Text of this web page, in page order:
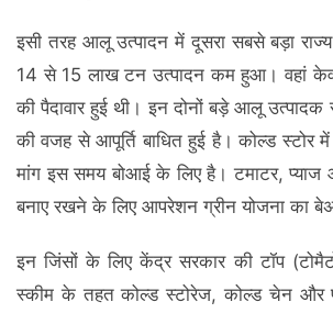
इसी तरह आलू उत्पादन में दूसरा सबसे बड़ा
14 से 15 लाख टन उत्पादन कम हुआ। वहां
की पैदावार हुई थी। इन दोनों बड़े आलू उत्पादक
की वजह से आपूर्ति बाधित हुई है। कोल्ड स्टोर
मांग इस समय बोआई के लिए है। टमाटर, प्याज
बनाए रखने के लिए आपरेशन ग्रीन योजना का
इन जिंसों के लिए केंद्र सरकार की टॉप
स्कीम के तहत कोल्ड स्टोरेज, कोल्ड चेन और